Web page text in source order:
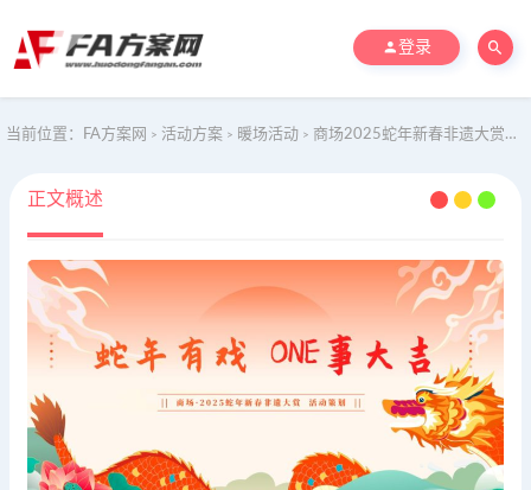
登录
当前位置： FA方案网 > 活动方案 > 暖场活动 > 商场2025蛇年新春非遗大赏活动策划
正文概述